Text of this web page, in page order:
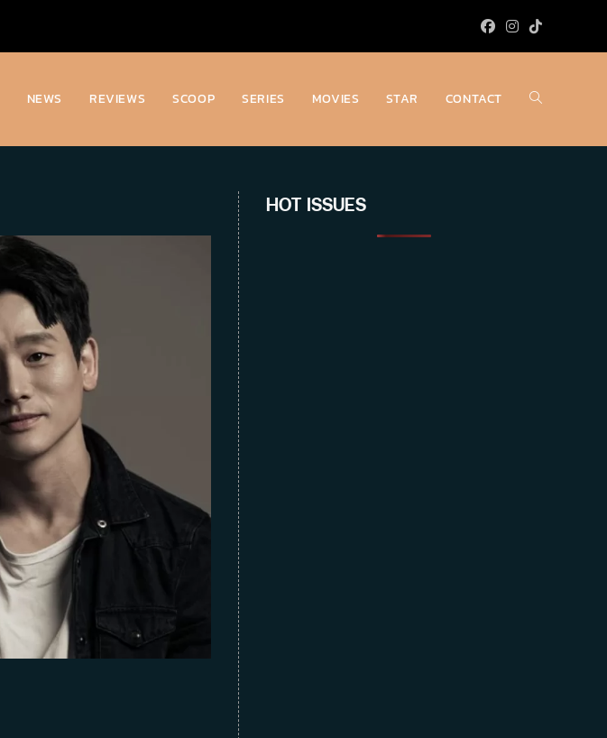
NEWS REVIEWS SCOOP SERIES MOVIES STAR CONTACT Toggle
HOT ISSUES